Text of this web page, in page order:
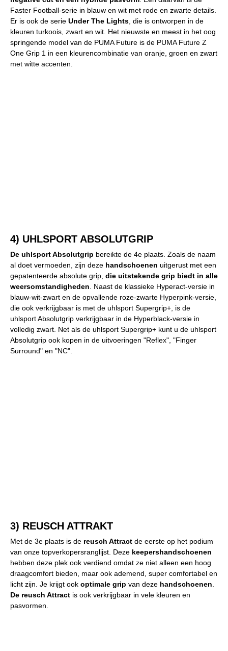
Faster Football-serie in blauw en wit met rode en zwarte details.
Er is ook de serie Under The Lights , die is ontworpen in de
kleuren turkoois, zwart en wit. Het nieuwste en meest in het oog
springende model van de PUMA Future is de PUMA Future Z
One Grip 1 in een kleurencombinatie van oranje, groen en zwart
met witte accenten.
4) UHLSPORT ABSOLUTGRIP
De uhlsport Absolutgrip bereikte de 4e plaats. Zoals de naam
al doet vermoeden, zijn deze handschoenen uitgerust met een
gepatenteerde absolute grip, die uitstekende grip biedt in alle
weersomstandigheden . Naast de klassieke Hyperact-versie in
blauw-wit-zwart en de opvallende roze-zwarte Hyperpink-versie,
die ook verkrijgbaar is met de uhlsport Supergrip+, is de
uhlsport Absolutgrip verkrijgbaar in de Hyperblack-versie in
volledig zwart. Net als de uhlsport Supergrip+ kunt u de uhlsport
Absolutgrip ook kopen in de uitvoeringen "Reflex", "Finger
Surround" en "NC".
3) REUSCH ATTRAKT
Met de 3e plaats is de reusch Attract de eerste op het podium
van onze topverkopersranglijst. Deze keepershandschoenen
hebben deze plek ook verdiend omdat ze niet alleen een hoog
draagcomfort bieden, maar ook ademend, super comfortabel en
licht zijn. Je krijgt ook optimale grip van deze handschoenen
De reusch Attract is ook verkrijgbaar in vele kleuren en
pasvormen.